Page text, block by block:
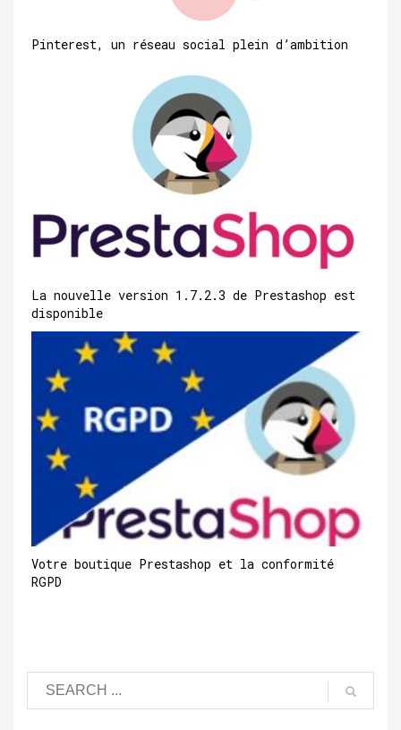
Pinterest, un réseau social plein d’ambition
La nouvelle version 1.7.2.3 de Prestashop est
disponible
Votre boutique Prestashop et la conformité
RGPD